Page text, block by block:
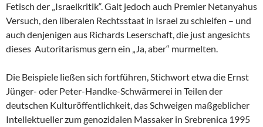
Fetisch der „Israelkritik“. Galt jedoch auch Premier Netanyahus
Versuch, den liberalen Rechtsstaat in Israel zu schleifen – und
auch denjenigen aus Richards Leserschaft, die just angesichts
dieses Autoritarismus gern ein „Ja, aber“ murmelten.
Die Beispiele ließen sich fortführen, Stichwort etwa die Ernst
Jünger- oder Peter-Handke-Schwärmerei in Teilen der
deutschen Kulturöffentlichkeit, das Schweigen maßgeblicher
Intellektueller zum genozidalen Massaker in Srebrenica 1995